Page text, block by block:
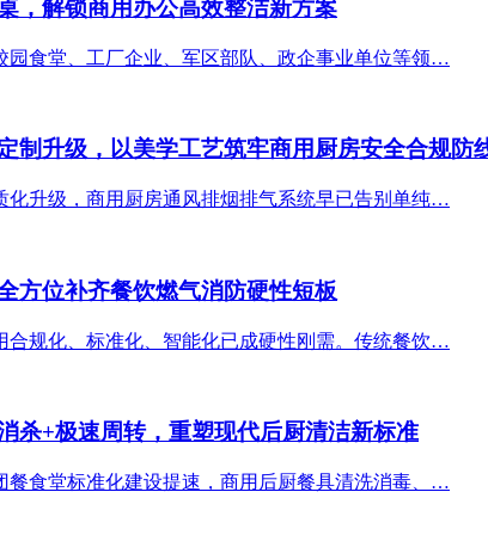
，解锁商用办公高效整洁新方案
园食堂、工厂企业、军区部队、政企事业单位等领…
制升级，以美学工艺筑牢商用厨房安全合规防
化升级，商用厨房通风排烟排气系统早已告别单纯…
方位补齐餐饮燃气消防硬性短板
合规化、标准化、智能化已成硬性刚需。传统餐饮…
杀+极速周转，重塑现代后厨清洁新标准
餐食堂标准化建设提速，商用后厨餐具清洗消毒、…